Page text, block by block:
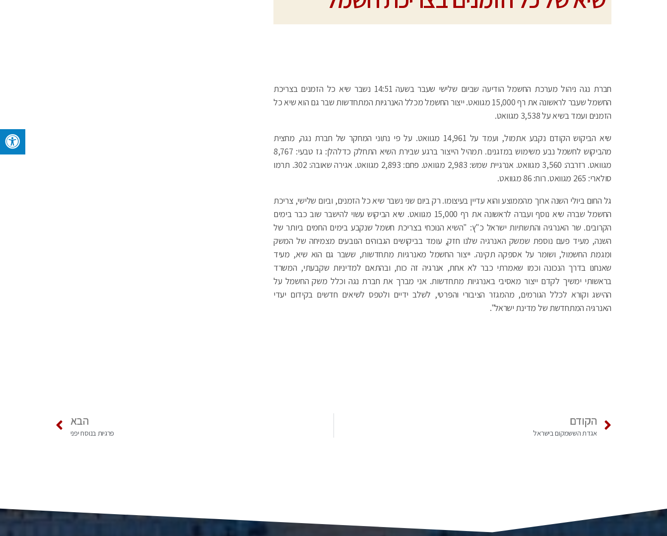
חברת נגה ניהול מערכת החשמל הודיעה שביום שלישי שעבר בשעה 14:51 נשבר שיא כל הזמנים בצריכת
החשמל שעבר לראשונה את רף 15,000 מגוואט. ייצור החשמל מכלל האנרגיות המתחדשות שבר גם הוא שיא כל
הזמנים ועמד בשיא על 3,538 מגוואט.
שיא הביקוש הקודם נקבע אתמול, ועמד על 14,961 מגוואט. על פי נתוני המחקר של חברת נגה, מחצית
מהביקוש לחשמל נבע משימוש במזגנים. תמהיל הייצור ברגע שבירת השיא התחלק כדלהלן: גז טבעי: 8,767
מגוואט. רזרבה: 3,560 מגוואט. אנרגיית שמש: 2,983 מגוואט. פחם: 2,893 מגוואט. אגירה שאובה: 302. תרמו
סולארי: 265 מגוואט. רוח: 86 מגוואט.
גל החום ביולי השנה ארוך מהממוצע והוא עדיין בעיצומו. רק ביום שני נשבר שיא כל הזמנים, וביום שלישי, צריכת
החשמל שברה שיא נוסף ועברה לראשונה את רף 15,000 מגוואט. שיא הביקוש עשוי להישבר שוב כבר בימים
הקרובים. שר האנרגיה והתשתיות ישראל כ"ץ: "השיא הנוכחי בצריכת חשמל שנקבע בימים החמים ביותר של
השנה, מעיד פעם נוספת שמשק האנרגיה שלנו חזק, עומד בביקושים הגבוהים הנובעים מצמיחה של המשק
ומגמת החשמול, ושומר על אספקה תקינה. ייצור החשמל מאנרגיות מתחדשות, ששבר גם הוא שיא, מעיד
שאנחנו בדרך הנכונה וכמו שאמרתי כבר לא אחת, אנרגיה זה כוח, ובהתאם למדיניות שקבעתי, המשרד
בראשותי ימשיך לקדם ייצור מאסיבי באנרגיות מתחדשות. אני מברך את חברת נגה וכלל משק החשמל על
ההישג וקורא לכלל הגורמים, מהמגזר הציבורי והפרטי, לשלב ידיים ולטפס לשיאים חדשים בקידום יעדי
האנרגיה המתחדשת של מדינת ישראל".
הקודם
אגדת הששמקום בישראל
הבא
פרגיות בנוסח יפני